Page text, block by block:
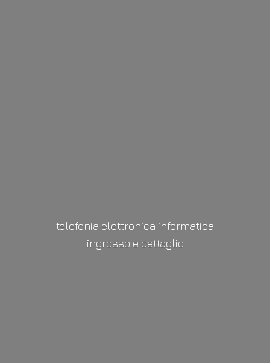
telefonia elettronica informatica
ingrosso e dettaglio